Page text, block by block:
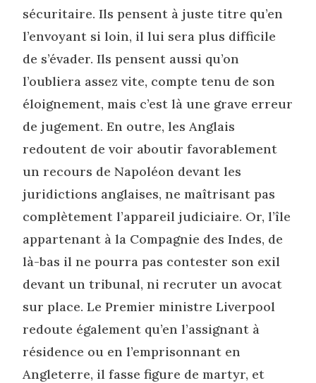
sécuritaire. Ils pensent à juste titre qu’en
l’envoyant si loin, il lui sera plus difficile
de s’évader. Ils pensent aussi qu’on
l’oubliera assez vite, compte tenu de son
éloignement, mais c’est là une grave erreur
de jugement. En outre, les Anglais
redoutent de voir aboutir favorablement
un recours de Napoléon devant les
juridictions anglaises, ne maîtrisant pas
complètement l’appareil judiciaire. Or, l’île
appartenant à la Compagnie des Indes, de
là-bas il ne pourra pas contester son exil
devant un tribunal, ni recruter un avocat
sur place. Le Premier ministre Liverpool
redoute également qu’en l’assignant à
résidence ou en l’emprisonnant en
Angleterre, il fasse figure de martyr, et